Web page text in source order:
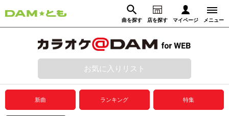
曲を探す 店を探す マイページ メニュー
動画からさがす 録音からさがす
ログイン
プレミアムサービス
お気に入りリスト
新曲 ランキング 特集